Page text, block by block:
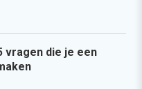
vragen die je een